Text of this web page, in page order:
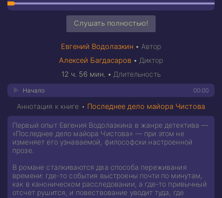
Слушать полностью!
Евгений Водолазкин • Автор
Алексей Багдасаров • Диктор
12 ч. 56 мин. • Длительность
00:00
Начало
Аннотация к книге • Последнее дело майора Чистова
Первый опыт Евгения Водолазкина в жанре детектива —
«Последнее дело майора Чистова» — при этом не
изменяет его узнаваемой, философски настроенной
прозе.
В романе сталкиваются два способа переживания
времени: где-то события выстроены почти по минутам,
как в каноническом расследовании, а где-то привычный
отсчет рушится, и повествование уводит туда, где